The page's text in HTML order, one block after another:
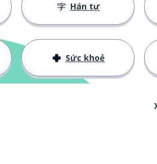
Hán tự
Sức khoẻ